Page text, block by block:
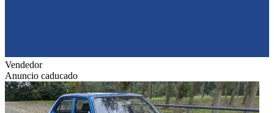
Vendedor
Anuncio caducado